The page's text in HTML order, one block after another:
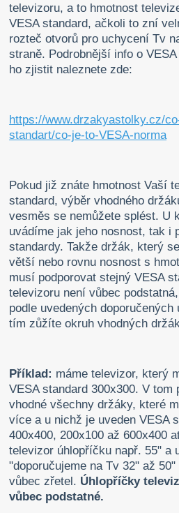
televizoru, a to hmotnost
VESA standard, ačkoli to zní
rozteč otvorů pro uchycení Tv
straně. Podrobnější info o
ho zjistit naleznete zde:
https://www.drzakyastolky.cz/
standart/co-je-to-VESA-norma
Pokud již znáte hmotnost Vaší
standard, výběr vhodného
vesměs se nemůžete splést. U
uvádíme jak jeho nosnost, tak i
standardy. Takže držák, který
větší nebo rovnu nosnost s
musí podporovat stejný VESA
televizoru není vůbec
podle uvedených
tím zůžíte okruh vhodných
Příklad: máme televizor, který
VESA standard 300x300. V tom
vhodné všechny držáky, které
více a u nichž je uveden VESA
400x400, 200x100 až 600x400
televizor úhlopříčku např. 55" a
"doporučujeme na Tv 32" až
vůbec zřetel. Úhlopříčky
vůbec podstatné.